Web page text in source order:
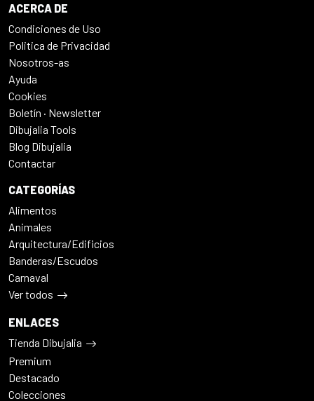
ACERCA DE
Condiciones de Uso
Politica de Privacidad
Nosotros-as
Ayuda
Cookies
Boletín · Newsletter
Dibujalia Tools
Blog Dibujalia
Contactar
CATEGORÍAS
Alimentos
Animales
Arquitectura/Edificios
Banderas/Escudos
Carnaval
Ver todos
ENLACES
Tienda Dibujalia
Premium
Destacado
Colecciones